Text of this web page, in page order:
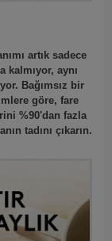
artık sadece
aynı
Bağımsız bir
göre, fare
%90'dan fazla
tadını çıkarın.